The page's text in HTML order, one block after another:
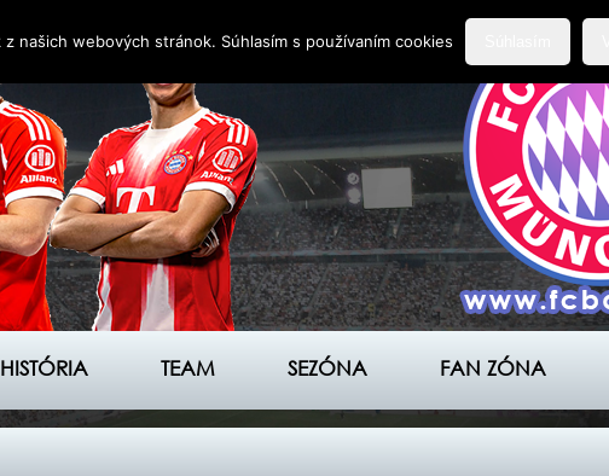
HISTÓRIA TEAM SEZÓNA FAN ZÓNA
našich webových stránok. Súhlasím s používaním cookies